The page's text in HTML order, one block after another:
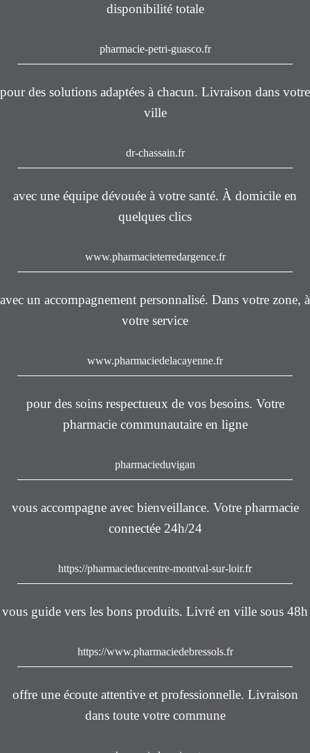
disponibilité totale
pharmacie-petri-guasco.fr
pour des solutions adaptées à chacun. Livraison dans votre
ville
dr-chassain.fr
avec une équipe dévouée à votre santé. À domicile en
quelques clics
www.pharmacieterredargence.fr
avec un accompagnement personnalisé. Dans votre zone, à
votre service
www.pharmaciedelacayenne.fr
pour des soins respectueux de vos besoins. Votre
pharmacie communautaire en ligne
pharmacieduvigan
vous accompagne avec bienveillance. Votre pharmacie
connectée 24h/24
https://pharmacieducentre-montval-sur-loir.fr
vous guide vers les bons produits. Livré en ville sous 48h
https://www.pharmaciedebressols.fr
offre une écoute attentive et professionnelle. Livraison
dans toute votre commune